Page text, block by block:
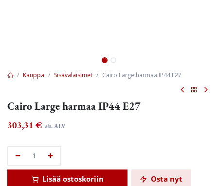
Kauppa Sisävalaisimet Cairo Large harmaa IP44 E27
Cairo Large harmaa IP44 E27
303,31 € sis. ALV
Lisää ostoskoriin Osta nyt